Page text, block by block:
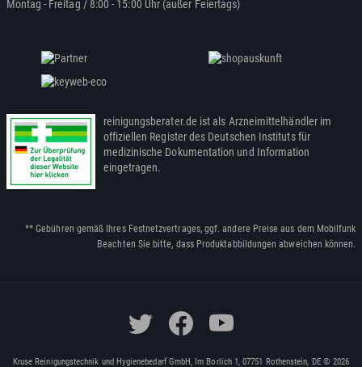
Montag - Freitag / 8:00 - 15:00 Uhr (außer Feiertags)
reinigungsberater.de ist als Arzneimittelhändler im
offiziellen Register des Deutschen Instituts für
medizinische Dokumentation und Information
eingetragen.
** Gebühren gemäß Ihres Festnetzvertrages, ggf. andere Preise aus dem Mobilfunk
Beachten Sie bitte, dass Produktabbildungen abweichen können.
Kruse Reinigungstechnik und Hygienebedarf GmbH, Im Borlich 1, 07751 Rothenstein, DE © 2026